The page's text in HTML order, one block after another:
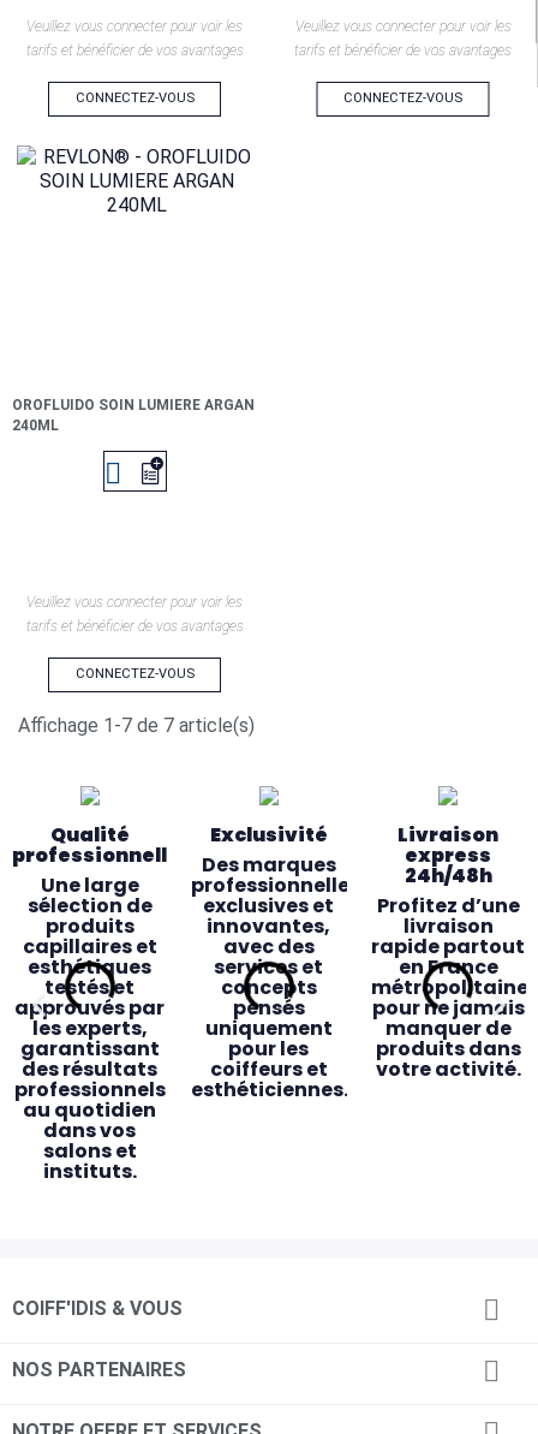
Veuillez vous connecter pour voir les
tarifs et bénéficier de vos avantages
CONNECTEZ-VOUS
Veuillez vous connecter pour voir les
tarifs et bénéficier de vos avantages
CONNECTEZ-VOUS
OROFLUIDO SOIN LUMIERE ARGAN
240ML

Veuillez vous connecter pour voir les
tarifs et bénéficier de vos avantages
CONNECTEZ-VOUS
Affichage 1-7 de 7 article(s)
Qualité
professionnelle
Une large
sélection de
produits
capillaires et
esthétiques
testés et
approuvés par
les experts,
garantissant
des résultats
professionnels
au quotidien
dans vos
salons et
instituts.
Exclusivité
Des marques
professionnelles
exclusives et
innovantes,
avec des
services et
concepts
pensés
uniquement
pour les
coiffeurs et
esthéticiennes.
Livraison
express
24h/48h
Profitez d’une
livraison
rapide partout
en France
métropolitaine
pour ne jamais
manquer de
produits dans
votre activité.
Des magasins
pensés pour
24 magasins
Retrait
magasin
Commandez
en ligne avant
Accessibilité
& proximité
commerciaux
COIFF'IDIS & VOUS 
NOS PARTENAIRES 